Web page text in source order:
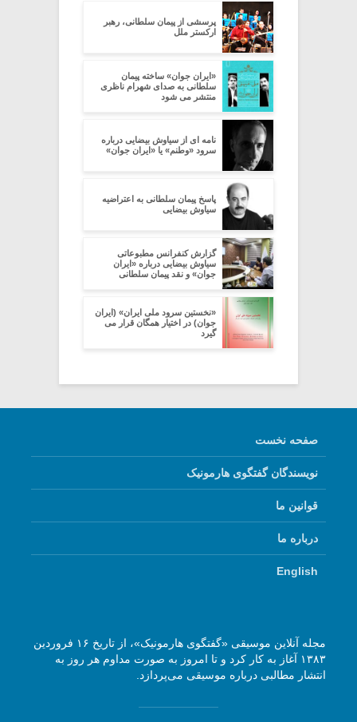
پرسشی از پیمان سلطانی، رهبر
ارکستر ملل
«ایران جوان» ساخته پیمان
سلطانی به صدای شهرام ناظری
منتشر می شود
نامه ای از سیاوش بیضایی درباره
سرود «وطنم» یا «ایران جوان»
پاسخ پیمان سلطانی به اعتراضیه
سیاوش بیضایی
گزارش کنفرانس مطبوعاتی
سیاوش بیضایی درباره «ایران
جوان» و نقد پیمان سلطانی
«نخستین سرود ملی ایران» (ایران
جوان) در اختیار همگان قرار می
گیرد
صفحه نخست
نویسندگان گفتگوی هارمونیک
قوانین ما
درباره ما
English
مجله آنلاین موسیقی «گفتگوی هارمونیک»، از تاریخ ۱۶ فروردین
۱۳۸۳ آغاز به کار کرد و تا امروز به صورت مداوم هر روز به
انتشار مطالبی درباره موسیقی می‌پردازد.